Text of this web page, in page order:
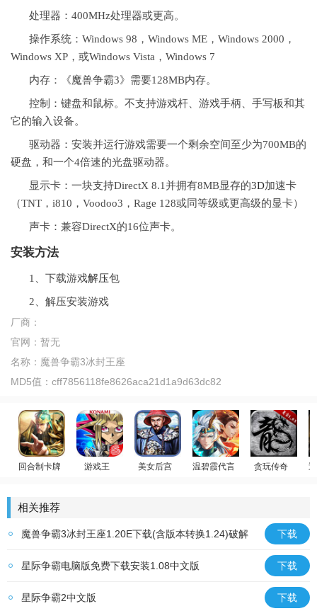
处理器：400MHz处理器或更高。
操作系统：Windows 98，Windows ME，Windows 2000，
Windows XP，或Windows Vista，Windows 7
内存：《魔兽争霸3》需要128MB内存。
控制：键盘和鼠标。不支持游戏杆、游戏手柄、手写板和其
它的输入设备。
驱动器：安装并运行游戏需要一个剩余空间至少为700MB的
硬盘，和一个4倍速的光盘驱动器。
显示卡：一块支持DirectX 8.1并拥有8MB显存的3D加速卡
（TNT，i810，Voodoo3，Rage 128或同等级或更高级的显卡）
声卡：兼容DirectX的16位声卡。
安装方法
1、下载游戏解压包
2、解压安装游戏
厂商：
官网： 暂无
名称： 魔兽争霸3冰封王座
MD5值： cff7856118fe8626aca21d1a9d63dc82
回合制卡牌
游戏王
美女后宫
温碧霞代言
贪玩传奇
相关推荐
魔兽争霸3冰封王座1.20E下载(含版本转换1.24)破解
版
下载
星际争霸电脑版免费下载安装1.08中文版 下载
星际争霸2中文版 下载